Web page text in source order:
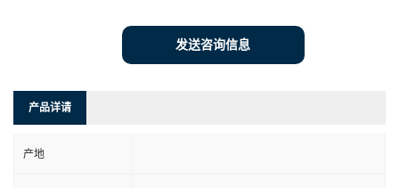
发送咨询信息
产品详请
产地